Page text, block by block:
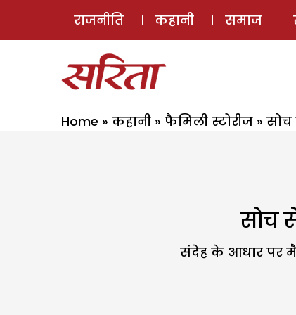
राजनीति कहानी समाज
Home » कहानी » फैमिली स्टोरीज » सोच
सोच
संदेह के आधार पर मैं